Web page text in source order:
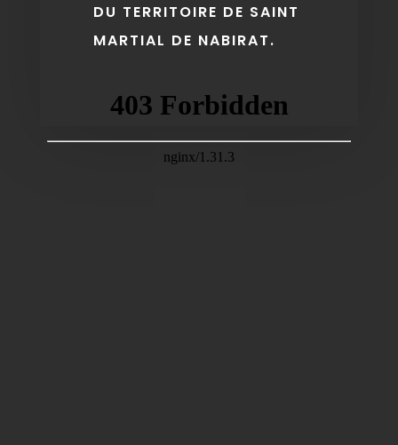
DU TERRITOIRE DE SAINT
MARTIAL DE NABIRAT.